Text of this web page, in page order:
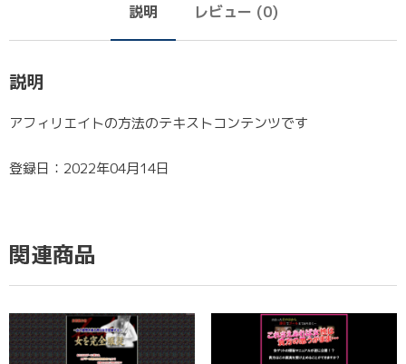
説明 レビュー (0)
説明
アフィリエイトの方法のテキストコンテンツです
登録日：2022年04月14日
関連商品